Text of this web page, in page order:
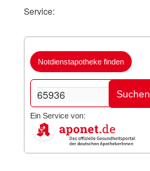
Service:
Notdienstapotheke finden
Suchen
Ein Service von: